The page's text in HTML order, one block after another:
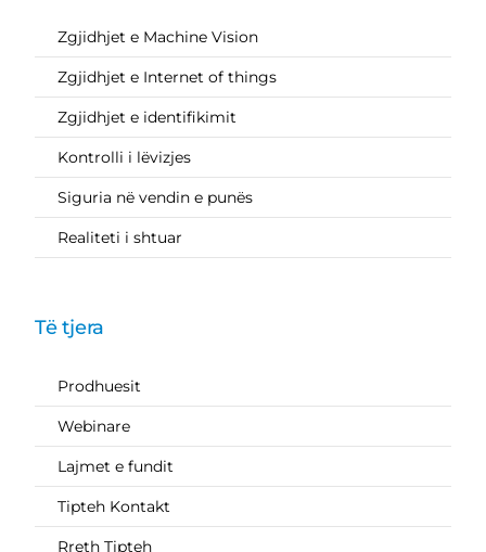
Zgjidhjet e Machine Vision
Zgjidhjet e Internet of things
Zgjidhjet e identifikimit
Kontrolli i lëvizjes
Siguria në vendin e punës
Realiteti i shtuar
Të tjera
Prodhuesit
Webinare
Lajmet e fundit
Tipteh Kontakt
Rreth Tipteh